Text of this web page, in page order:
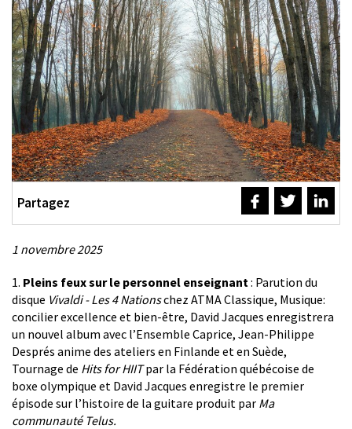
Partagez
1 novembre 2025
Description
1. Pleins feux sur le personnel enseignant : Parution du
disque Vivaldi - Les 4 Nationschez ATMA Classique, Musique:
concilier excellence et bien-être, David Jacques enregistrera
un nouvel album avec l’Ensemble Caprice, Jean-Philippe
Després anime des ateliers en Finlande et en Suède,
Tournage de Hits for HIITpar la Fédération québécoise de
boxe olympique et David Jacques enregistre le premier
épisode sur l’histoire de la guitare produit par Ma
communauté Telus.